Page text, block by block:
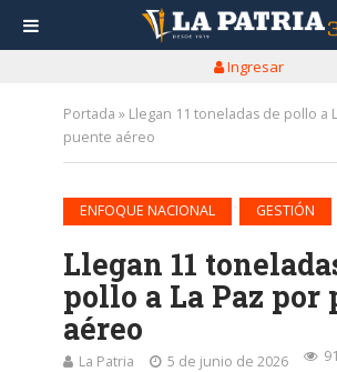
Ingresar
Portada » Llegan 11 toneladas de pollo a
puente aéreo
ENFOQUE NACIONAL GESTIÓN
Llegan 11
pollo a La Paz por
aéreo
La Patria 5 de junio de 2026